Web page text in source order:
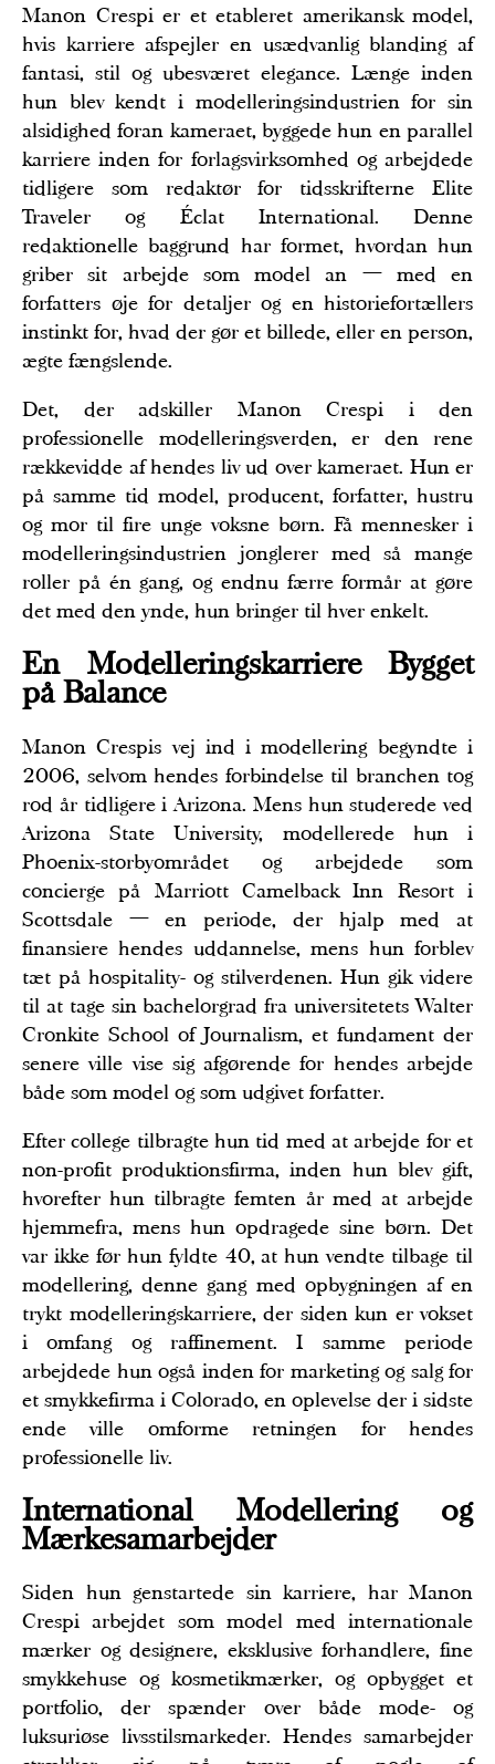
Manon Crespi er et etableret amerikansk model,
hvis karriere afspejler en usædvanlig blanding af
fantasi, stil og ubesværet elegance. Længe inden
hun blev kendt i modelleringsindustrien for sin
alsidighed foran kameraet, byggede hun en parallel
karriere inden for forlagsvirksomhed og arbejdede
tidligere som redaktør for tidsskrifterne Elite
Traveler og Éclat International. Denne
redaktionelle baggrund har formet, hvordan hun
griber sit arbejde som model an — med en
forfatters øje for detaljer og en historiefortællers
instinkt for, hvad der gør et billede, eller en person,
ægte fængslende.
Det, der adskiller Manon Crespi i den
professionelle modelleringsverden, er den rene
rækkevidde af hendes liv ud over kameraet. Hun er
på samme tid model, producent, forfatter, hustru
og mor til fire unge voksne børn. Få mennesker i
modelleringsindustrien jonglerer med så mange
roller på én gang, og endnu færre formår at gøre
det med den ynde, hun bringer til hver enkelt.
En Modelleringskarriere Bygget
på Balance
Manon Crespis vej ind i modellering begyndte i
2006, selvom hendes forbindelse til branchen tog
rod år tidligere i Arizona. Mens hun studerede ved
Arizona State University, modellerede hun i
Phoenix-storbyområdet og arbejdede som
concierge på Marriott Camelback Inn Resort i
Scottsdale — en periode, der hjalp med at
finansiere hendes uddannelse, mens hun forblev
tæt på hospitality- og stilverdenen. Hun gik videre
til at tage sin bachelorgrad fra universitetets Walter
Cronkite School of Journalism, et fundament der
senere ville vise sig afgørende for hendes arbejde
både som model og som udgivet forfatter.
Efter college tilbragte hun tid med at arbejde for et
non-profit produktionsfirma, inden hun blev gift,
hvorefter hun tilbragte femten år med at arbejde
hjemmefra, mens hun opdragede sine børn. Det
var ikke før hun fyldte 40, at hun vendte tilbage til
modellering, denne gang med opbygningen af en
trykt modelleringskarriere, der siden kun er vokset
i omfang og raffinement. I samme periode
arbejdede hun også inden for marketing og salg for
et smykkefirma i Colorado, en oplevelse der i sidste
ende ville omforme retningen for hendes
professionelle liv.
International Modellering og
Mærkesamarbejder
Siden hun genstartede sin karriere, har Manon
Crespi arbejdet som model med internationale
mærker og designere, eksklusive forhandlere, fine
smykkehuse og kosmetikmærker, og opbygget et
portfolio, der spænder over både mode- og
luksuriøse livsstilsmarkeder. Hendes samarbejder